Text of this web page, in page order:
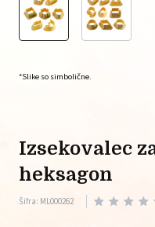
*Slike so simbolične.
izsekovalec za mini torte
heksagon
Šifra: ML000262